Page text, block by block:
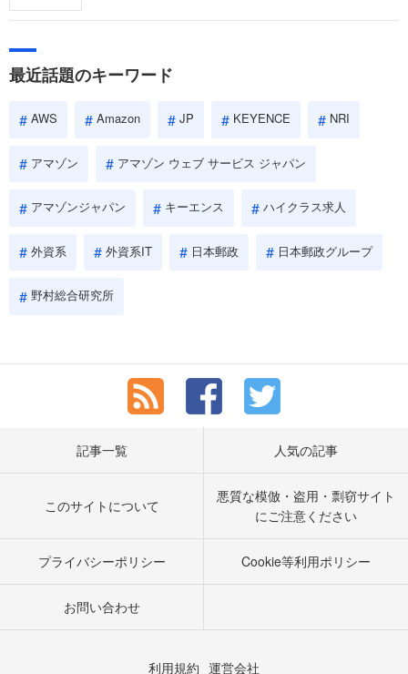
やこれまでの成果を具体的に問われるほか、「人間性」も評価
しょう。
最近話題のキーワード
AWS Amazon JP KEYENCE NRI
アマゾン アマゾン ウェブ サービス ジャパン
アマゾンジャパン キーエンス ハイクラス求人
外資系 外資系IT 日本郵政 日本郵政グループ
野村総合研究所
記事一覧 人気の記事
このサイトについて
悪質な模倣・盗用・剽窃サイト
にご注意ください
プライバシーポリシー Cookie等利用ポリシー
お問い合わせ
利用規約 運営会社